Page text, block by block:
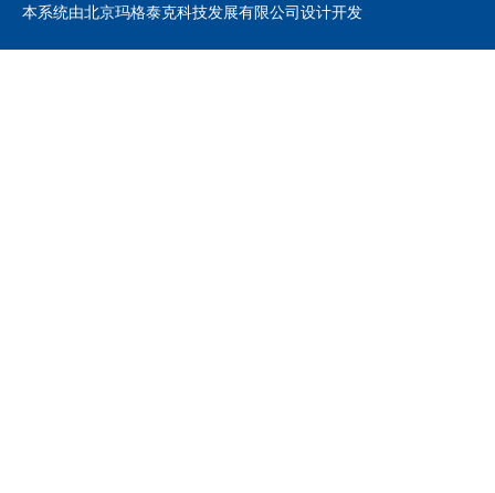
本系统由北京玛格泰克科技发展有限公司设计开发